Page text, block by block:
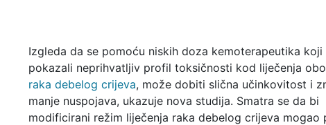
Izgleda da se pomoću niskih doza kemoterapeutika koji
pokazali neprihvatljiv profil toksičnosti kod liječenja
raka debelog crijeva, može dobiti slična učinkovitost i
manje nuspojava, ukazuje nova studija. Smatra se da bi
modificirani režim liječenja raka debelog crijeva mogao